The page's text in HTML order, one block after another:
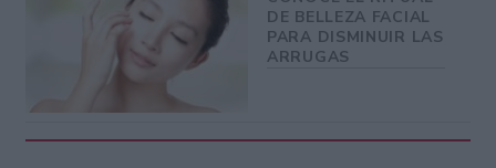
DE BELLEZA FACIAL
PARA DISMINUIR LAS
ARRUGAS